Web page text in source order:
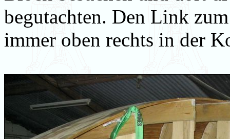
begutachten. Den Link
immer oben rechts in der